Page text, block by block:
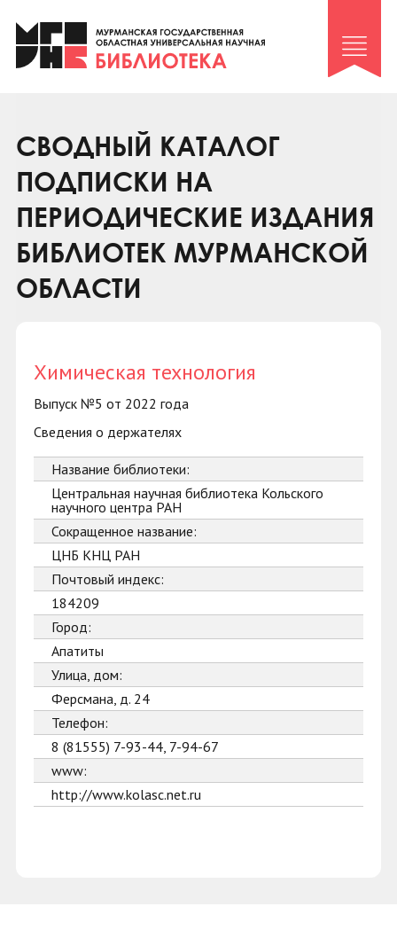
Клуб «Гиря и сельдерей»
Клуб «Семейный архив»
Коллегам
Контакты
СВОДНЫЙ КАТАЛОГ
ПОДПИСКИ НА
ПЕРИОДИЧЕСКИЕ ИЗДАНИЯ
БИБЛИОТЕК МУРМАНСКОЙ
ОБЛАСТИ
Химическая технология
Выпуск №5 от 2022 года
Сведения о держателях
Название библиотеки:
Центральная научная библиотека Кольского
научного центра РАН
Сокращенное название:
ЦНБ КНЦ РАН
Почтовый индекс:
184209
Город:
Апатиты
Улица, дом:
Ферсмана, д. 24
Телефон:
8 (81555) 7-93-44, 7-94-67
www:
http://www.kolasc.net.ru